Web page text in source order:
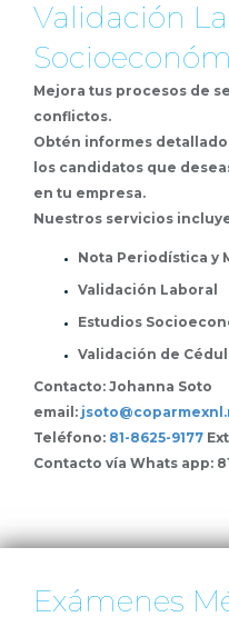
Validación
Mejora tus procesos de
conflictos.
Obtén informes
los candidatos que
en tu empresa.
Nuestros servicios
Nota Periodística y
Validación Laboral
Estudios
Validación de
Contacto: Johanna Soto
email:
Teléfono: 81-8625-9177
Contacto vía Whats app:
Exámenes